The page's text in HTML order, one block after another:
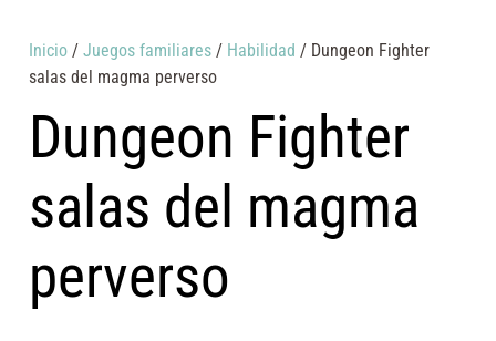
Inicio /Juegos familiares / Habilidad / Dungeon Fighter
salas del magma perverso
Dungeon Fighter
salas del magma
perverso